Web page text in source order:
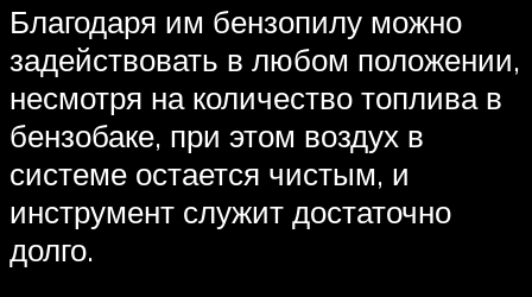
Благодаря им бензопилу можно
задействовать в любом положении,
несмотря на количество топлива в
бензобаке, при этом воздух в
системе остается чистым, и
инструмент служит достаточно
долго.